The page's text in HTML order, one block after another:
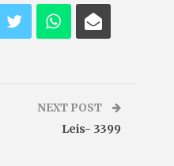
NEXT POST
Leis- 3399